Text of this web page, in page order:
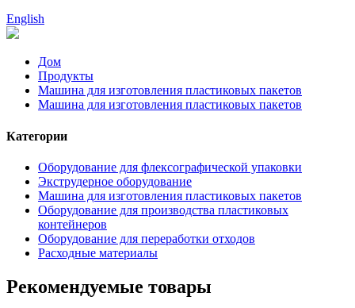
English
Дом
Продукты
Машина для изготовления пластиковых пакетов
Машина для изготовления пластиковых пакетов
Категории
Оборудование для флексографической упаковки
Экструдерное оборудование
Машина для изготовления пластиковых пакетов
Оборудование для производства пластиковых
контейнеров
Оборудование для переработки отходов
Расходные материалы
Рекомендуемые товары